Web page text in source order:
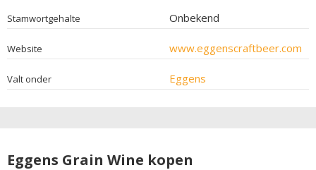
Stamwortgehalte Onbekend
Website www.eggenscraftbeer.com
Valt onder Eggens
Eggens Grain Wine kopen